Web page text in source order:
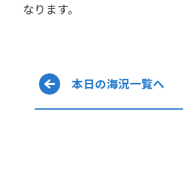
なります。
本日の海況一覧へ